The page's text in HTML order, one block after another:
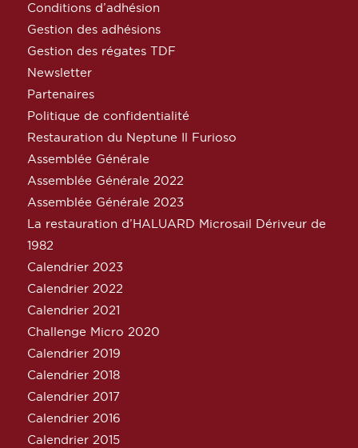
Conditions d’adhésion
Gestion des adhésions
Gestion des régates TDF
Newsletter
Partenaires
Politique de confidentialité
Restauration du Neptune Il Furioso
Assemblée Générale
Assemblée Générale 2022
Assemblée Générale 2023
La restauration d’HALUARD Microsail Dériveur de
1982
Calendrier 2023
Calendrier 2022
Calendrier 2021
Challenge Micro 2020
Calendrier 2019
Calendrier 2018
Calendrier 2017
Calendrier 2016
Calendrier 2015